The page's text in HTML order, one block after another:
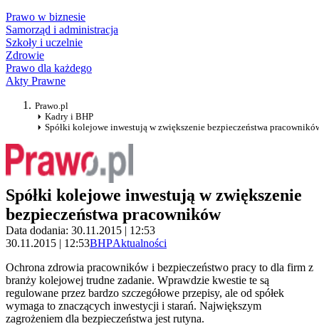
Prawo w biznesie
Samorząd i administracja
Szkoły i uczelnie
Zdrowie
Prawo dla każdego
Akty Prawne
Prawo.pl
Kadry i BHP
Spółki kolejowe inwestują w zwiększenie bezpieczeństwa
Spółki kolejowe inwestują w zwiększenie
bezpieczeństwa pracowników
Data dodania: 30.11.2015 | 12:53
30.11.2015 | 12:53BHPAktualności
Ochrona zdrowia pracowników i bezpieczeństwo pracy to dla firm z
branży kolejowej trudne zadanie. Wprawdzie kwestie te są
regulowane przez bardzo szczegółowe przepisy, ale od spółek
wymaga to znaczących inwestycji i starań. Największym
zagrożeniem dla bezpieczeństwa jest rutyna.